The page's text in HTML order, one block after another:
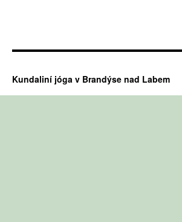
Kundaliní jóga v Brandýse nad Labem